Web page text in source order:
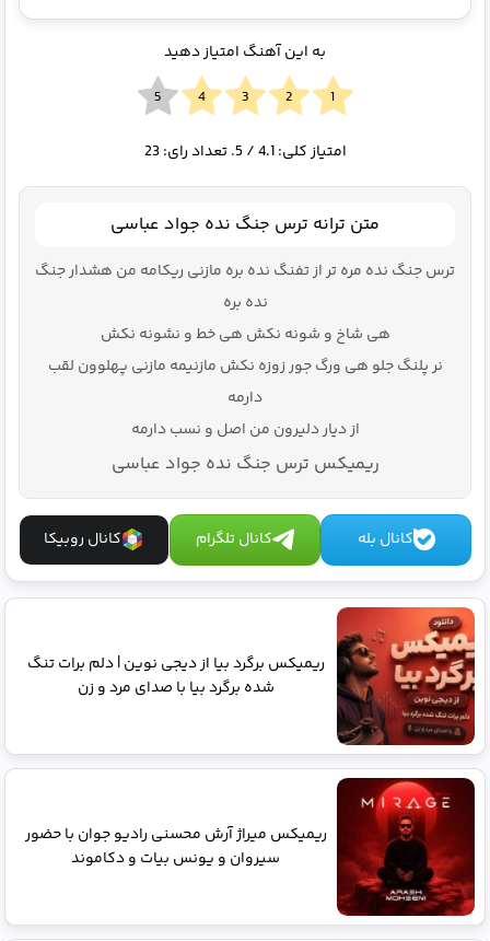
به این آهنگ امتیاز دهید
امتیاز کلی:4.1/ 5. تعداد رای: 23
متن ترانه ترس جنگ نده جواد عباسی
ترس جنگ نده مره تر از تفنگ نده بره مازنی ریکامه من هشدار جنگ
نده بره
هی شاخ و شونه نکش هی خط و نشونه نکش
نر پلنگ جلو هی ورگ جور زوزه نکش مازنیمه مازنی پهلوون لقب
دارمه
از دیار دلیرون من اصل و نسب دارمه
ریمیکس ترس جنگ نده جواد عباسی
کانال بله کانال تلگرام کانال روبیکا
ریمیکس برگرد بیا از دیجی نوین | دلم برات تنگ
شده برگرد بیا با صدای مرد و زن
ریمیکس میراژ آرش محسنی رادیو جوان با حضور
سیروان و یونس بیات و دکاموند